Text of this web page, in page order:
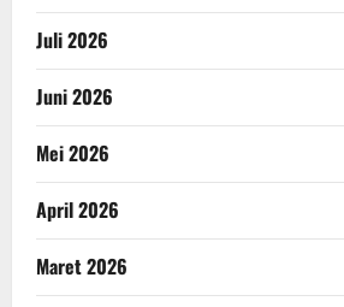
Juli 2026
Juni 2026
Mei 2026
April 2026
Maret 2026